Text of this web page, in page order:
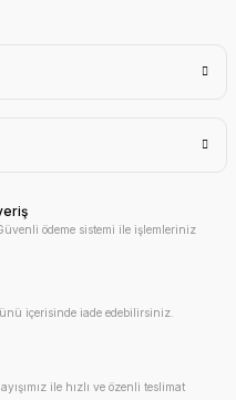
ödeme sistemi ile işlemleriniz
içerisinde iade edebilirsiniz.
ile hızlı ve özenli teslimat